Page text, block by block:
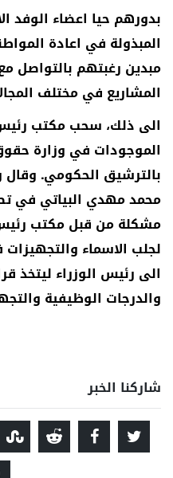
بدورهم حيا اعضاء الوفد
المبذولة في اعادة
مبدين رغبتهم بالتواصل
المشاريع في مختلف
الى ذلك، سحب مكتب رئيس
الموجودات في وزارة
بالترشيق الحكومي. وقال
محمد مهدي البياتي في
مشكلة من قبل مكتب رئيس
لجلب الاسماء
الى رئيس الوزراء ليتخذ
والدرجات الوظيفية
شاركنا الخبر